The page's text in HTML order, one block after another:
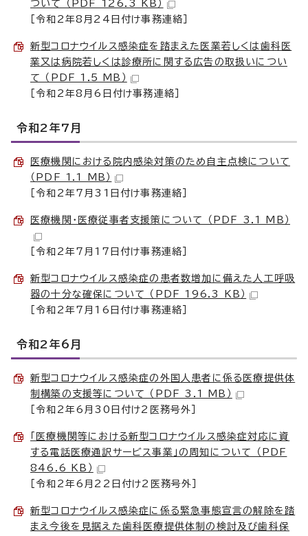
ついて （PDF 126.3 KB）
［令和2年8月24日付け事務連絡］
新型コロナウイルス感染症を踏まえた医業若しくは歯科医
業又は病院若しくは診療所に関する広告の取扱いについ
て （PDF 1.5 MB）
［令和2年8月6日付け事務連絡］
令和2年7月
医療機関における院内感染対策のため自主点検について
（PDF 1.1 MB）
［令和2年7月31日付け事務連絡］
医療機関・医療従事者支援策について （PDF 3.1 MB）
［令和2年7月17日付け事務連絡］
新型コロナウイルス感染症の患者数増加に備えた人工呼吸
器の十分な確保について （PDF 196.3 KB）
［令和2年7月16日付け事務連絡］
令和2年6月
新型コロナウイルス感染症の外国人患者に係る医療提供体
制構築の支援等について （PDF 3.1 MB）
［令和2年6月30日付け2医務号外］
「医療機関等における新型コロナウイルス感染症対応に資
する電話医療通訳サービス事業」の周知について （PDF
846.6 KB）
［令和2年6月22日付け2医務号外］
新型コロナウイルス感染症に係る緊急事態宣言の解除を踏
まえ今後を見据えた歯科医療提供体制の検討及び歯科保